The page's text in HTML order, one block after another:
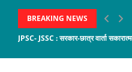
BREAKING NEWS
JPSC- JSSC : सरकार-छात्र वार्ता